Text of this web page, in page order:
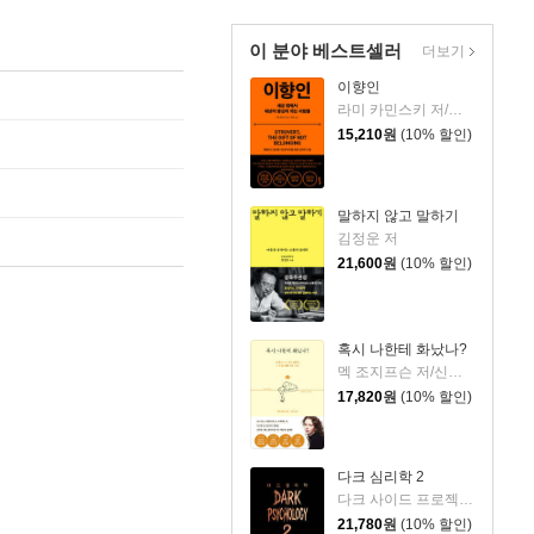
이 분야 베스트셀러
이향인
라미 카민스키 저/최지숙 역
15,210원 (10% 할인)
말하지 않고 말하기
김정운 저
21,600원 (10% 할인)
혹시 나한테 화났나?
멕 조지프슨 저/신동숙 역
17,820원 (10% 할인)
다크 심리학 2
21,780원 (10% 할인)
더보기